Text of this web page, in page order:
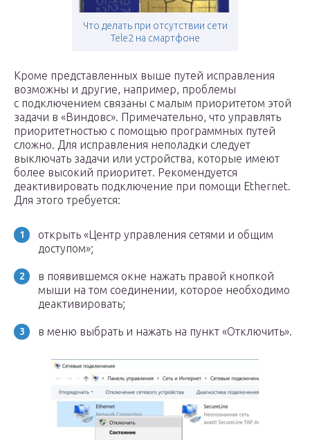
Что делать при отсутствии сети
Tele2 на смартфоне
Кроме представленных выше путей исправления
возможны и другие, например, проблемы
с подключением связаны с малым приоритетом этой
задачи в «Виндовс». Примечательно, что управлять
приоритетностью с помощью программных путей
сложно. Для исправления неполадки следует
выключать задачи или устройства, которые имеют
более высокий приоритет. Рекомендуется
деактивировать подключение при помощи Ethernet.
Для этого требуется:
открыть «Центр управления сетями и общим
доступом»;
в появившемся окне нажать правой кнопкой
мыши на том соединении, которое необходимо
деактивировать;
в меню выбрать и нажать на пункт «Отключить».